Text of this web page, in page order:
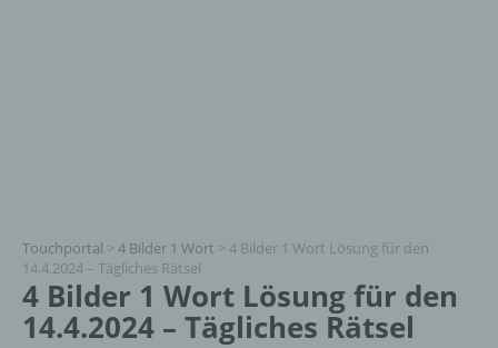
Touchportal > 4 Bilder 1 Wort > 4 Bilder 1 Wort Lösung für den
14.4.2024 – Tägliches Rätsel
4 Bilder 1 Wort Lösung für den
14.4.2024 – Tägliches Rätsel